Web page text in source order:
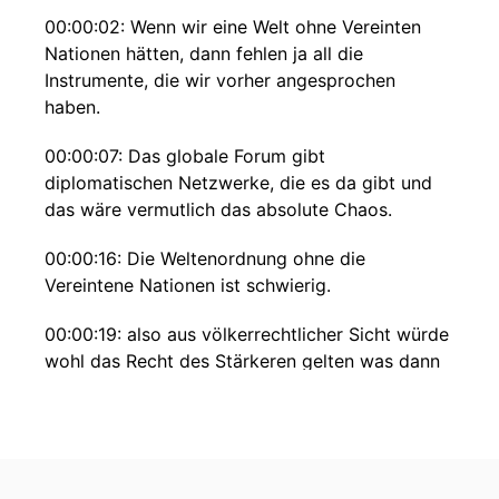
00:00:02: Wenn wir eine Welt ohne Vereinten
Nationen hätten, dann fehlen ja all die
Instrumente, die wir vorher angesprochen
haben.
00:00:07: Das globale Forum gibt
diplomatischen Netzwerke, die es da gibt und
das wäre vermutlich das absolute Chaos.
00:00:16: Die Weltenordnung ohne die
Vereintene Nationen ist schwierig.
00:00:19: also aus völkerrechtlicher Sicht würde
wohl das Recht des Stärkeren gelten was dann